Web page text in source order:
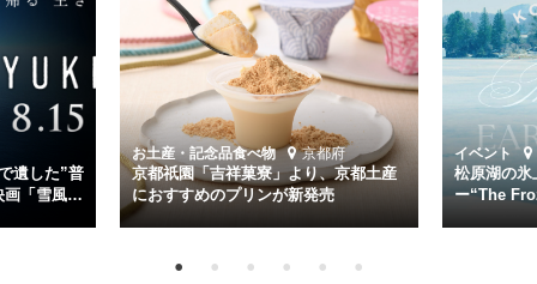
幸平を玉木宏が演じるほか、奥平大兼、田中麗奈、石丸幹二、益岡徹
など実力派俳優が共演。そして戦艦大和と運命を共にした帝国海軍・
第二艦隊司令長官、伊藤整一を中井貴一が圧倒的な存在感で演じ切
る。
時代が再び、分断と暴力に揺れる現代。本作は「同じ過ちを繰り返す
道を歩んではいないか」と、彼らが命をかけて守りたいと願っ
た”今”を生きる私達に問いかける。戦後80年、戦争の記憶が薄れゆく
今だからこそ、尊い平和の価値を未来に繋ぐ作品『雪風 YUKIKAZE』
を多くの方にご覧いただきたい。
遺した”普
画「雪風
お土産・記念品食べ物 京都府
京都祇園「吉祥菓寮」より、京都土産
におすすめのプリンが新発売
イベント
松原湖の氷
ー“The